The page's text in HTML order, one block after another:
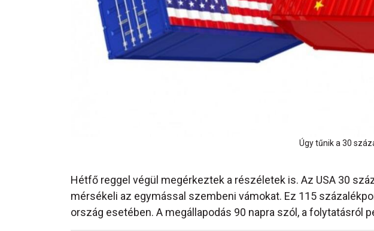
Úgy tűnik a 30
Hétfő reggel végül megérkeztek a részéletek is. Az USA 30
mérsékeli az egymással szembeni vámokat. Ez 115
ország esetében. A megállapodás 90 napra szól, a folytatásról